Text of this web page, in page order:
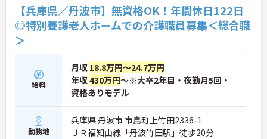
【兵庫県／丹波市】無資格OK！年間休日122日
◎特別養護老人ホームでの介護職員募集＜総合職
＞
給料
月収 18.8万円～24.7万円
年収430万円～※大卒2年目・夜勤月5回・
資格ありモデル
勤務地
兵庫県 丹波市 市島町上竹田2336-1
ＪＲ福知山線「丹波竹田駅」徒歩20分